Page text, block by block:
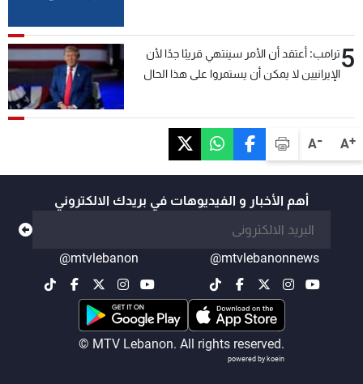
A+
A-
5ترامب: أعتقد أن الأمر سينتهي قريبًا جدًا لأن
الإيرانيين لا يمكن أن يستمروا على هذا الحال
أهم الأخبار و الفيديوهات في بريدك الالكتروني
@mtvlebanonnews
@mtvlebanon
© MTV Lebanon. All rights reserved.
powered by koein